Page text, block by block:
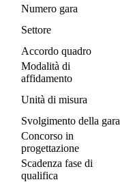
Numero gara
Settore
Accordo quadro
Modalità di
affidamento
Unità di misura
Svolgimento della gara
Concorso in
progettazione
Scadenza fase di
qualifica